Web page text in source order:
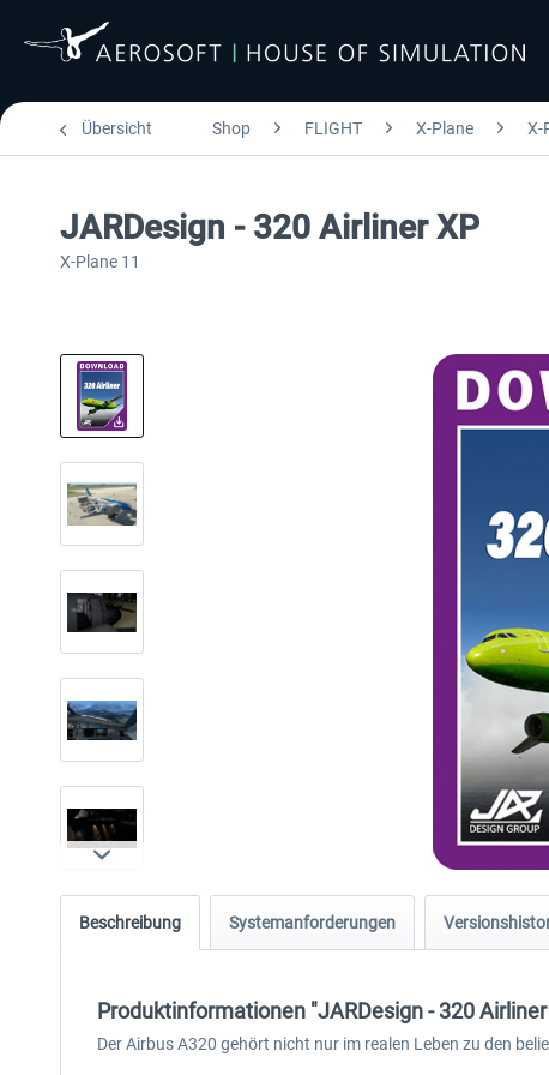
Übersicht Shop FLIGHT X-Plane X-
JARDesign - 320 Airliner XP
X-Plane 11
Beschreibung Systemanforderungen
Produktinformationen "JARDesign - 320 Airliner
Der Airbus A320 gehört nicht nur im realen Leben zu den